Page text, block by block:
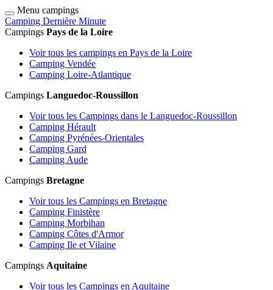
Menu campings
Camping Dernière Minute
Campings Pays de la Loire
Voir tous les campings en Pays de la Loire
Camping Vendée
Camping Loire-Atlantique
Campings Languedoc-Roussillon
Voir tous les Campings dans le Languedoc-Roussillon
Camping Hérault
Camping Pyrénées-Orientales
Camping Gard
Camping Aude
Campings Bretagne
Voir tous les Campings en Bretagne
Camping Finistère
Camping Morbihan
Camping Côtes d'Armor
Camping Ile et Vilaine
Campings Aquitaine
Voir tous les Campings en Aquitaine